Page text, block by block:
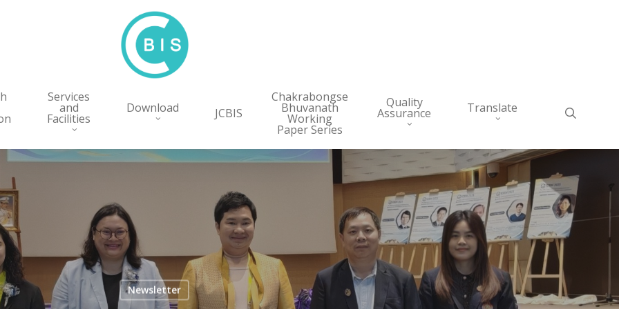
Services
and
Facilities
Download JCBIS
Chakrabongse
Bhuvanath
Working
Paper Series
Quality
Assurance Translate
Newsletter